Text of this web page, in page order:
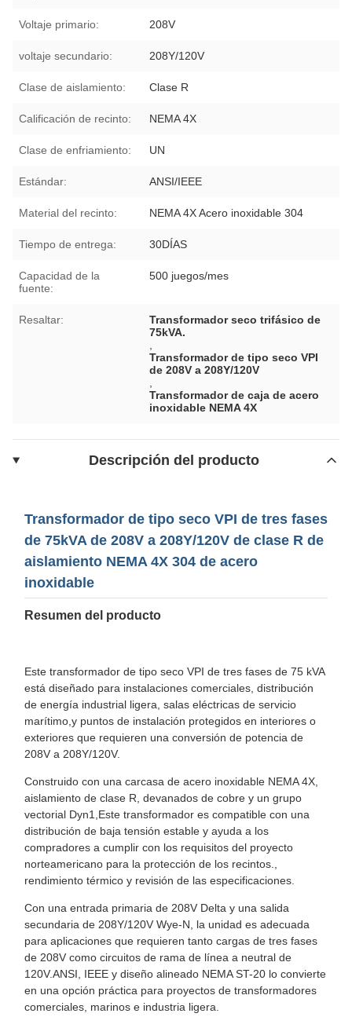
Voltaje primario: 208V
voltaje secundario: 208Y/120V
Clase de aislamiento: Clase R
Calificación de recinto: NEMA 4X
Clase de enfriamiento: UN
Estándar: ANSI/IEEE
Material del recinto: NEMA 4X Acero inoxidable 304
Tiempo de entrega: 30DÍAS
Capacidad de la
fuente:
500 juegos/mes
Resaltar:
Transformador seco trifásico de
75kVA.
Transformador de tipo seco VPI
de 208V a 208Y/120V
Transformador de caja de acero
inoxidable NEMA 4X
Descripción del producto
Transformador de tipo seco VPI de tres fases
de 75kVA de 208V a 208Y/120V de clase R de
aislamiento NEMA 4X 304 de acero
inoxidable
Resumen del producto
Este transformador de tipo seco VPI de tres fases de 75 kVA
está diseñado para instalaciones comerciales, distribución
de energía industrial ligera, salas eléctricas de servicio
marítimo,y puntos de instalación protegidos en interiores o
exteriores que requieren una conversión de potencia de
208V a 208Y/120V.
Construido con una carcasa de acero inoxidable NEMA 4X,
aislamiento de clase R, devanados de cobre y un grupo
vectorial Dyn1,Este transformador es compatible con una
distribución de baja tensión estable y ayuda a los
compradores a cumplir con los requisitos del proyecto
norteamericano para la protección de los recintos.,
rendimiento térmico y revisión de las especificaciones.
Con una entrada primaria de 208V Delta y una salida
secundaria de 208Y/120V Wye-N, la unidad es adecuada
para aplicaciones que requieren tanto cargas de tres fases
de 208V como circuitos de rama de línea a neutral de
120V.ANSI, IEEE y diseño alineado NEMA ST-20 lo convierte
en una opción práctica para proyectos de transformadores
comerciales, marinos e industria ligera.